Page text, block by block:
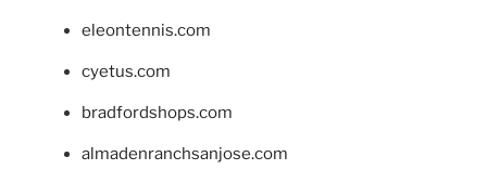
eleontennis.com
cyetus.com
bradfordshops.com
almadenranchsanjose.com